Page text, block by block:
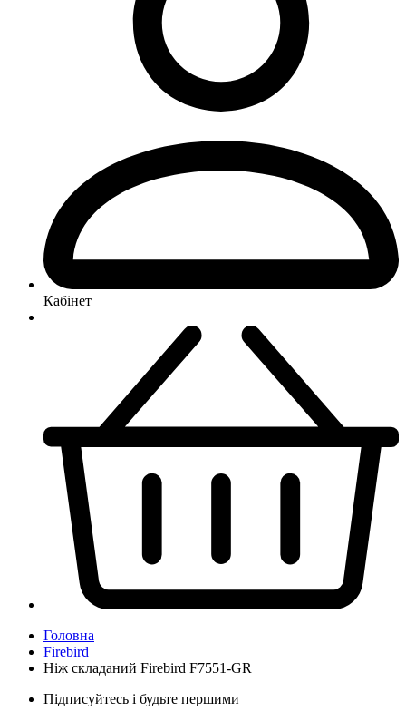
Кабінет
Головна
Firebird
Ніж складаний Firebird F7551-GR
Підписуйтесь і будьте першими